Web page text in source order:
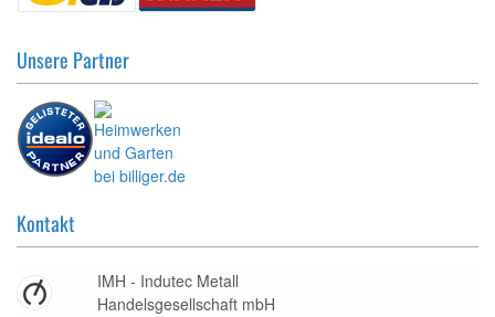
Unsere Partner
Kontakt
IMH - Indutec Metall
Handelsgesellschaft mbH